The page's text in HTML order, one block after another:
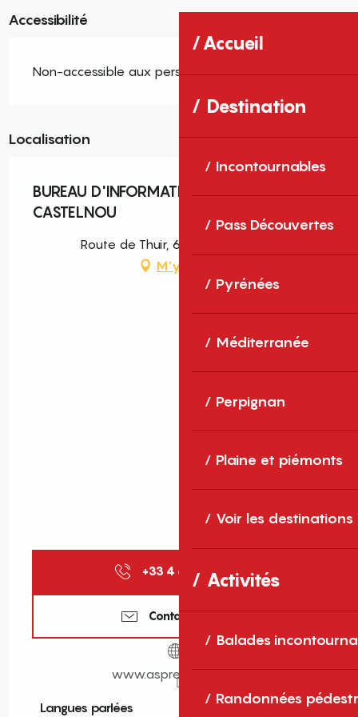
Accueil
Destination
Incontournables
Pass Découvertes
Pyrénées
Méditerranée
Perpignan
Plaine et piémonts
Voir les destinations
Activités
Balades
Randonnées
Accessibilité
Non-accessible aux personnes handicapées
Localisation
BUREAU D'INFORMATION TOURISTIQUE DE
CASTELNOU
Route de Thuir, 66300 Castelnou
M'y rendre
+33 4 68 28 32 ▒▒
Contactez-nous
www.aspres-thuir.com
Langues parlées
Langues parlées